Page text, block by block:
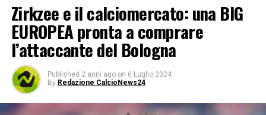
Zirkzee e il calciomercato: una BIG
EUROPEA pronta a comprare
l’attaccante del Bologna
Published 2 anni ago on 6 Luglio 2024
By Redazione CalcioNews24